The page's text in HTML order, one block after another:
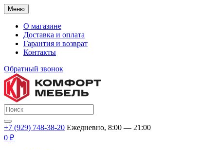
Меню
О магазине
Доставка и оплата
Гарантия и возврат
Контакты
Обратный звонок
+7 (929) 748-38-20 Ежедневно, 8:00 — 21:00
0 ₽